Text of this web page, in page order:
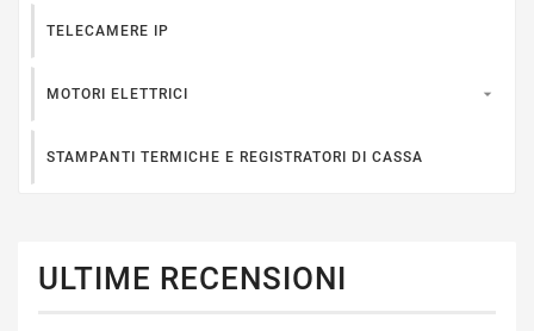
TELECAMERE IP
MOTORI ELETTRICI 
STAMPANTI TERMICHE E REGISTRATORI DI CASSA
ULTIME RECENSIONI